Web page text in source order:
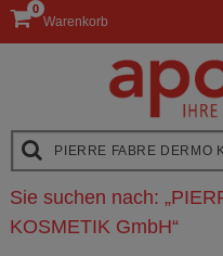
Warenkorb
0
Sie suchen nach: „
KOSMETIK GmbH“